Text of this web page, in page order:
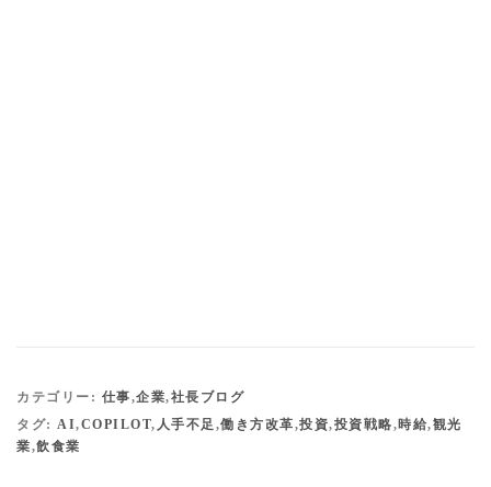
カテゴリー: 仕事,企業,社長ブログ
タグ: AI,COPILOT, 人手不足,働き方改革,投資,投資戦略,時給,観光
業,飲食業